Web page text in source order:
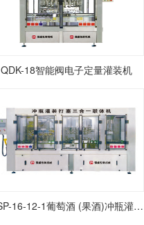
QDK-18智能阀电子定量灌装机
QSP-16-12-1葡萄酒 (果酒)冲瓶灌装打塞联体机